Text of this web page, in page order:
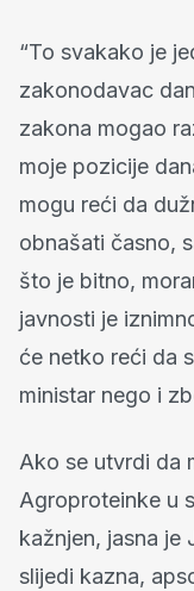
“To svakako je
zakonodavac
zakona mogao
moje pozicije
mogu reći da
obnašati časno,
što je bitno,
javnosti je
će netko reći da
ministar nego i
Ako se utvrdi da
Agroproteinke u
kažnjen, jasna je
slijedi kazna,